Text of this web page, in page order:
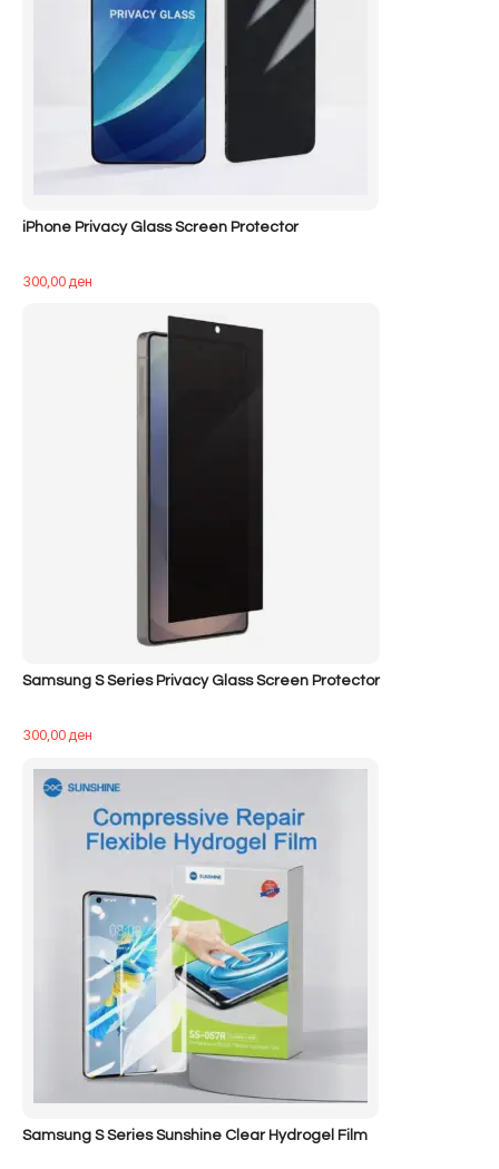
iPhone Privacy Glass Screen Protector
300,00ден
Samsung S Series Privacy Glass Screen Protector
300,00ден
Samsung S Series Sunshine Clear Hydrogel Film